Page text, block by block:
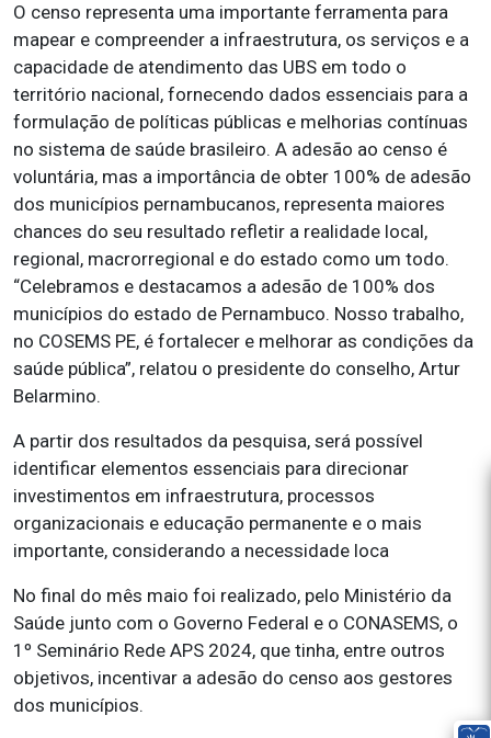
O censo representa uma importante ferramenta para
mapear e compreender a infraestrutura, os serviços e a
capacidade de atendimento das UBS em todo o
território nacional, fornecendo dados essenciais para a
formulação de políticas públicas e melhorias contínuas
no sistema de saúde brasileiro. A adesão ao censo é
voluntária, mas a importância de obter 100% de adesão
dos municípios pernambucanos, representa maiores
chances do seu resultado refletir a realidade local,
regional, macrorregional e do estado como um todo.
“Celebramos e destacamos a adesão de 100% dos
municípios do estado de Pernambuco. Nosso trabalho,
no COSEMS PE, é fortalecer e melhorar as condições da
saúde pública”, relatou o presidente do conselho, Artur
Belarmino.
A partir dos resultados da pesquisa, será possível
identificar elementos essenciais para direcionar
investimentos em infraestrutura, processos
organizacionais e educação permanente e o mais
importante, considerando a necessidade loca
No final do mês maio foi realizado, pelo Ministério da
Saúde junto com o Governo Federal e o CONASEMS, o
1º Seminário Rede APS 2024, que tinha, entre outros
objetivos, incentivar a adesão do censo aos gestores
dos municípios.